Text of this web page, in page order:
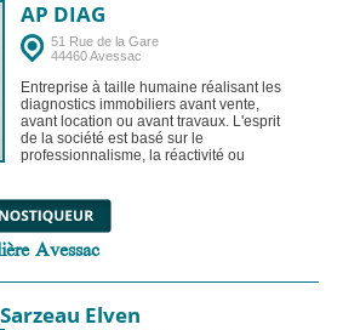
AP DIAG
51 Rue de la Gare
44460 Avessac
Entreprise à taille humaine réalisant les
diagnostics immobiliers avant vente,
avant location ou avant travaux. L'esprit
de la société est basé sur le
professionnalisme, la réactivité ou
Avessac
Elven